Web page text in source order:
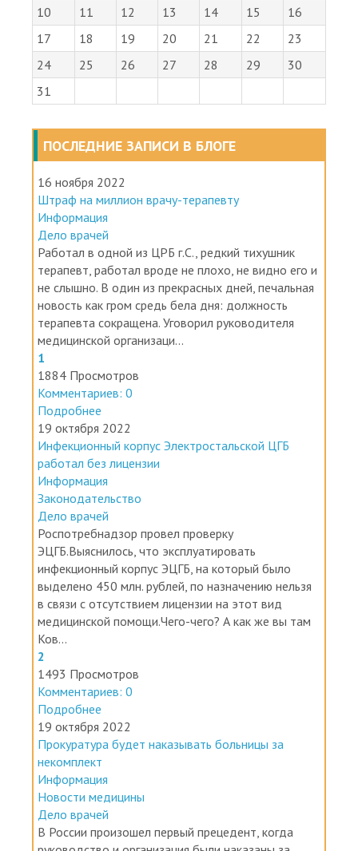
17
18 19 20 21 22
23
24
25 26 27 28 29
30
31
ПОСЛЕДНИЕ ЗАПИСИ В БЛОГЕ
16 ноября 2022
Штраф на миллион врачу-терапевту
Информация
Дело врачей
Работал в одной из ЦРБ г.С., редкий тихушник
терапевт, работал вроде не плохо, не видно его и
не слышно. В один из прекрасных дней, печальная
новость как гром средь бела дня: должность
терапевта сокращена. Уговорил руководителя
медицинской организаци...
1
1884 Просмотров
Комментариев: 0
Подробнее
19 октября 2022
Инфекционный корпус Электростальской ЦГБ
работал без лицензии
Информация
Законодательство
Дело врачей
Роспотребнадзор провел проверку
ЭЦГБ.Выяснилось, что эксплуатировать
инфекционный корпус ЭЦГБ, на который было
выделено 450 млн. рублей, по назначению нельзя
в связи с отсутствием лицензии на этот вид
медицинской помощи.Чего-чего? А как же вы там
Ков...
2
1493 Просмотров
Комментариев: 0
Подробнее
19 октября 2022
Прокуратура будет наказывать больницы за
некомплект
Информация
Новости медицины
Дело врачей
В России произошел первый прецедент, когда
руководство и организация были наказаны за